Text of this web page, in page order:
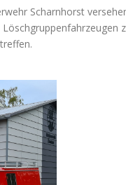
Scharnhorst